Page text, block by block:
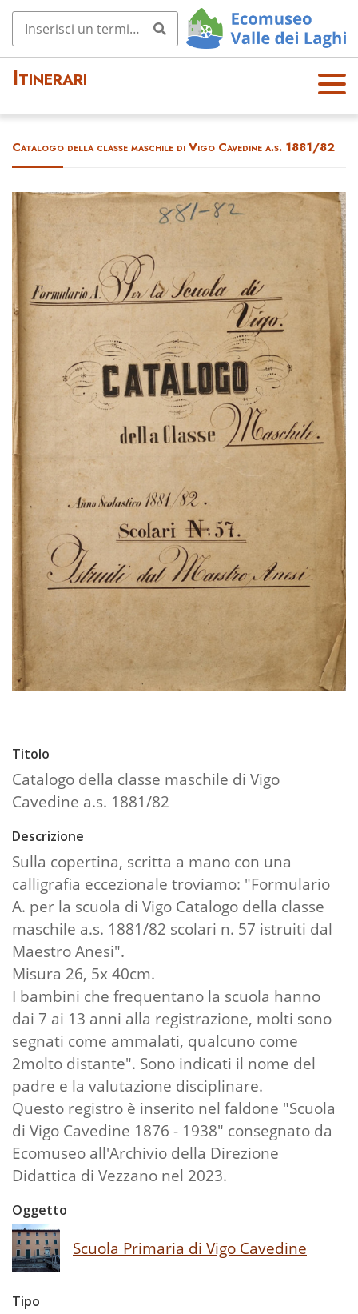
Itinerari
OPE
N
U
Catalogo della classe maschile di Vigo Cavedine a.s. 1881/82
Titolo
Catalogo della classe maschile di Vigo
Cavedine a.s. 1881/82
Descrizione
Sulla copertina, scritta a mano con una
calligrafia eccezionale troviamo: "Formulario
A. per la scuola di Vigo Catalogo della classe
maschile a.s. 1881/82 scolari n. 57 istruiti dal
Maestro Anesi".
Misura 26, 5x 40cm.
I bambini che frequentano la scuola hanno
dai 7 ai 13 anni alla registrazione, molti sono
segnati come ammalati, qualcuno come
2molto distante". Sono indicati il nome del
padre e la valutazione disciplinare.
Questo registro è inserito nel faldone "Scuola
di Vigo Cavedine 1876 - 1938" consegnato da
Ecomuseo all'Archivio della Direzione
Didattica di Vezzano nel 2023.
Oggetto
Scuola Primaria di Vigo Cavedine
Tipo